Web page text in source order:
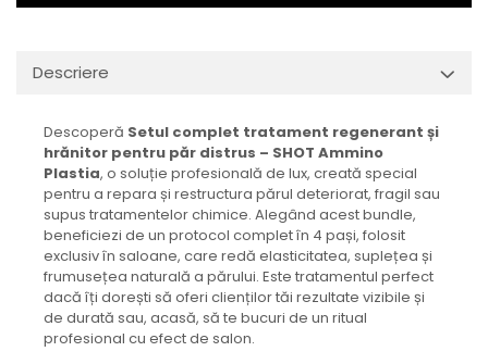
Descriere
Descoperă Setul complet tratament regenerant și
hrănitor pentru păr distrus – SHOT Ammino
Plastia, o soluție profesională de lux, creată special
pentru a repara și restructura părul deteriorat, fragil sau
supus tratamentelor chimice. Alegând acest bundle,
beneficiezi de un protocol complet în 4 pași, folosit
exclusiv în saloane, care redă elasticitatea, suplețea și
frumusețea naturală a părului. Este tratamentul perfect
dacă îți dorești să oferi clienților tăi rezultate vizibile și
de durată sau, acasă, să te bucuri de un ritual
profesional cu efect de salon.